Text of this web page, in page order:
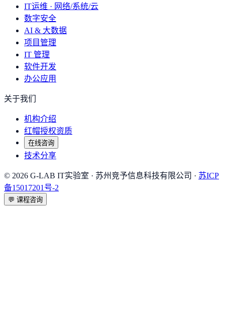
IT运维 · 网络/系统/云
数字安全
AI & 大数据
项目管理
IT 管理
软件开发
办公应用
关于我们
机构介绍
红帽授权资质
在线咨询
技术分享
© 2026 G-LAB IT实验室 · 苏州竞予信息科技有限公司 · 苏ICP
备15017201号-2
💬 课程咨询